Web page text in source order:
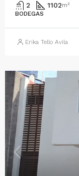
2 1102m²
BODEGAS
Erika Tello Avila